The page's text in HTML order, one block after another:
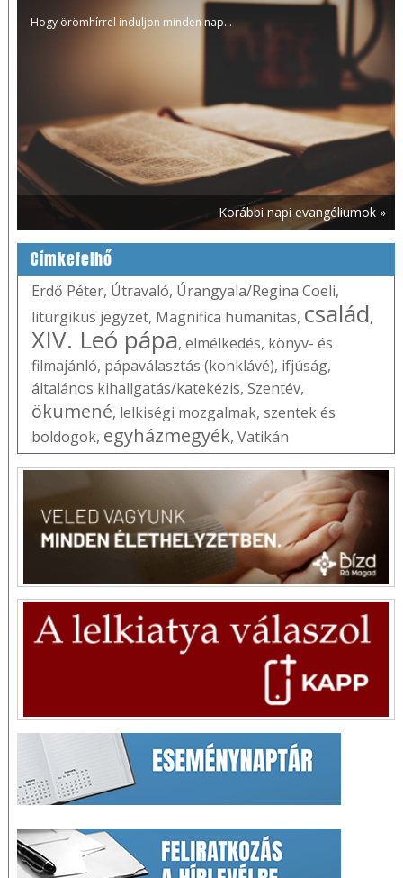
Hogy örömhírrel induljon minden nap...
Korábbi napi evangéliumok »
Címkefelhő
Erdő Péter, Útravaló, Úrangyala/Regina Coeli,
liturgikus jegyzet, Magnifica humanitas, család,
XIV. Leó pápa, elmélkedés, könyv- és
filmajánló, pápaválasztás (konklávé), ifjúság,
általános kihallgatás/katekézis, Szentév,
ökumené, lelkiségi mozgalmak, szentek és
boldogok, egyházmegyék, Vatikán